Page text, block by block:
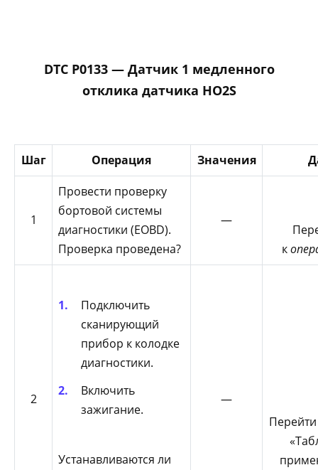
DTC P0133 — Датчик 1 медленного
отклика датчика HO2S
Шаг Операция Значения
1
Провести проверку
бортовой системы
диагностики (EOBD).
Проверка проведена?
—
к
2
Подключить
сканирующий
прибор к колодке
диагностики.
Включить
зажигание.
Устанавливаются ли
—